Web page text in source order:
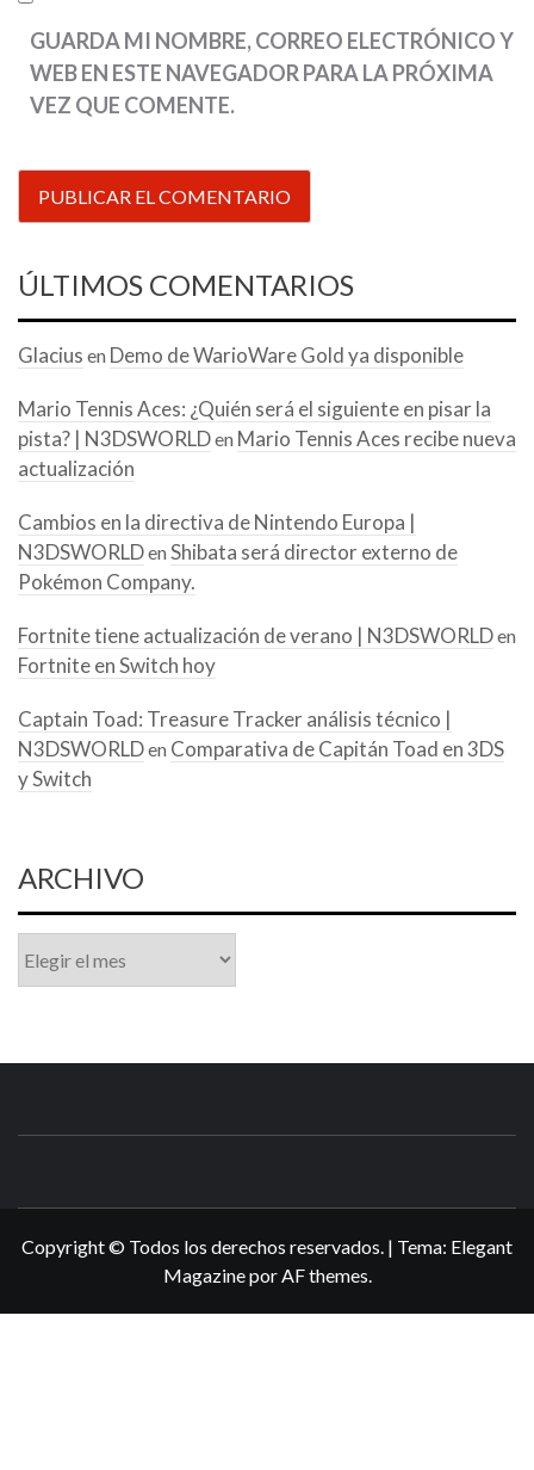
GUARDA MI NOMBRE, CORREO ELECTRÓNICO Y
WEB EN ESTE NAVEGADOR PARA LA PRÓXIMA
VEZ QUE COMENTE.
ÚLTIMOS COMENTARIOS
Glacius en Demo de WarioWare Gold ya disponible
Mario Tennis Aces: ¿Quién será el siguiente en pisar la
pista? | N3DSWORLDen Mario Tennis Aces recibe nueva
actualización
Cambios en la directiva de Nintendo Europa |
N3DSWORLDen Shibata será director externo de
Pokémon Company.
Fortnite tiene actualización de verano | N3DSWORLDen
Fortnite en Switch hoy
Captain Toad: Treasure Tracker análisis técnico |
N3DSWORLDen Comparativa de Capitán Toad en 3DS
y Switch
ARCHIVO
Copyright © Todos los derechos reservados. | Tema: Elegant
MagazineporAF themes.